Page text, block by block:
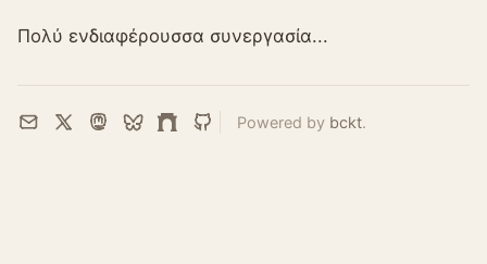
Πολύ ενδιαφέρουσσα συνεργασία...
Email
X Mastodon
BlueskyFarcaster
GitHub
Powered by bckt.